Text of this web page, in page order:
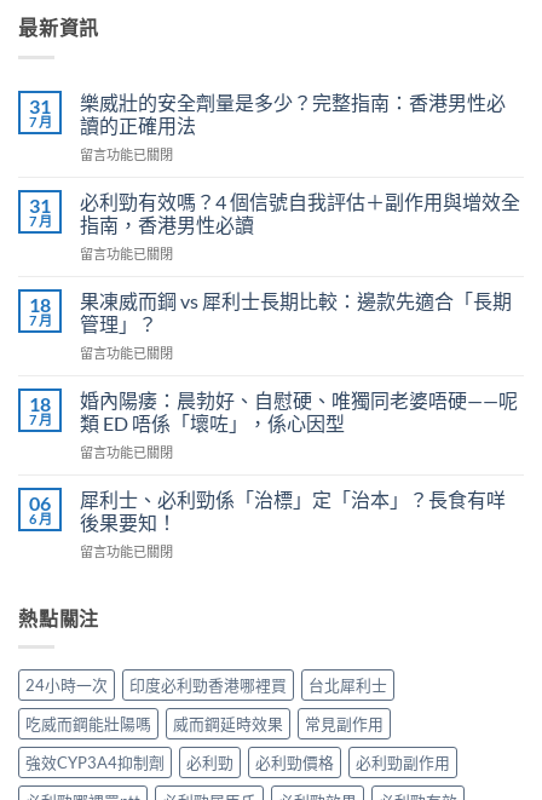
最新資訊
31
7 月
樂威壯的安全劑量是多少？完整指南：香港男性必
讀的正確用法
在
威
壯
的
安
劑
量
是
多
完
整
南：
港
男
性
的
正
用
法〉
中
留言功能已關閉
31
7 月
必利勁有效嗎？4 個信號自我評估＋副作用與增效全
指南，香港男性必讀
在
利
勁
有
效
4
個
信
號
我
評
＋
用
效
全
指
南，
香
港
留言功能已關閉
18
7 月
果凍威而鋼 vs 犀利士長期比較：邊款先適合「長期
管理」？
在
凍
威
而
鋼
犀
利
士
長
較：
適
合
「長
期
管
留言功能已關閉
18
7 月
婚內陽痿：晨勃好、自慰硬、唯獨同老婆唔硬——呢
類 ED 唔係「壞咗」，係心因型
在
內
陽
痿：
晨
自
獨
同
老
婆
唔
留言功能已關閉
06
6 月
犀利士、必利勁係「治標」定「治本」？長食有咩
後果要知！
在
士、
必
勁
「治
標」
定
「治
本」？
留言功能已關閉
熱點關注
24小時一次 印度必利勁香港哪裡買
台北犀利士
吃威而鋼能壯陽嗎
威而鋼延時效果
常見副作用
強效CYP3A4抑制劑
必利勁 必利勁價格
必利勁副作用